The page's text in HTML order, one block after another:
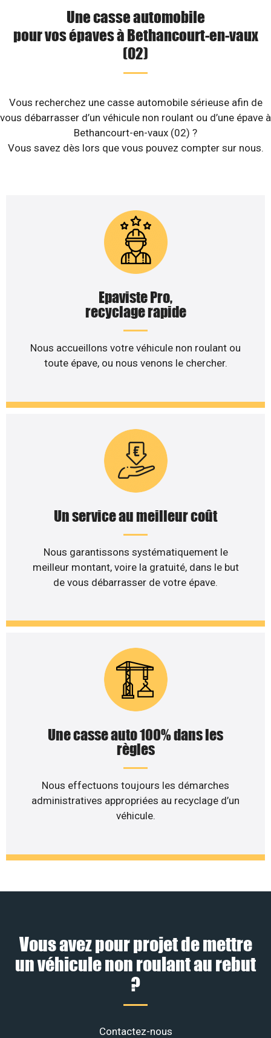
Une casse automobile
pour vos épaves à Bethancourt-en-vaux
(02)
Vous recherchez une casse automobile sérieuse afin de
vous débarrasser d’un véhicule non roulant ou d’une épave à
Bethancourt-en-vaux (02) ?
Vous savez dès lors que vous pouvez compter sur nous.
Epaviste Pro,
recyclage rapide
Nous accueillons votre véhicule non roulant ou
toute épave, ou nous venons le chercher.
Un service au meilleur coût
Nous garantissons systématiquement le
meilleur montant, voire la gratuité, dans le but
de vous débarrasser de votre épave.
Une casse auto 100% dans les
règles
Nous effectuons toujours les démarches
administratives appropriées au recyclage d’un
véhicule.
Vous avez pour projet de mettre
un véhicule non roulant au rebut
?
Contactez-nous